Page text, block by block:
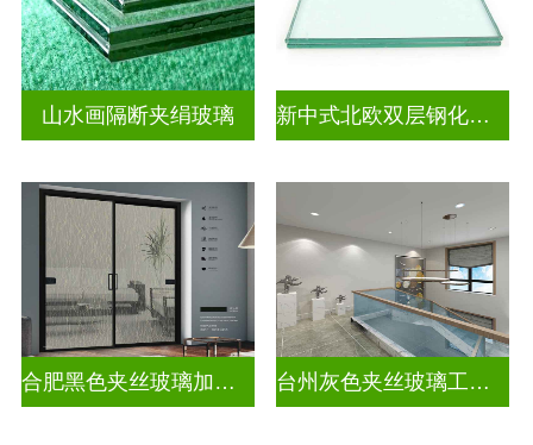
山水画隔断夹绢玻璃 新中式北欧双层钢化夹胶
合肥黑色夹丝玻璃加工厂 台州灰色夹丝玻璃工厂招聘